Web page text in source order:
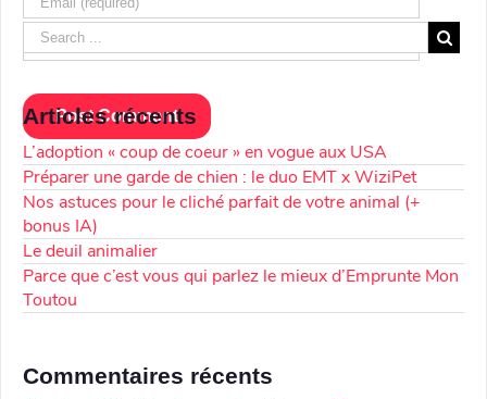
Articles récents
L’adoption « coup de coeur » en vogue aux USA
Préparer une garde de chien : le duo EMT x WiziPet
Nos astuces pour le cliché parfait de votre animal (+
bonus IA)
Le deuil animalier
Parce que c’est vous qui parlez le mieux d’Emprunte Mon
Toutou
Commentaires récents